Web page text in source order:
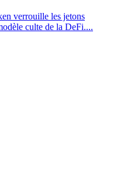
verrouille les jetons
culte de la DeFi....